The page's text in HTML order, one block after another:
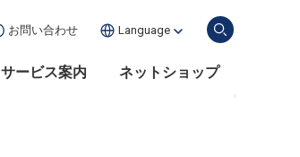
サービス案内 ネットショップ
お問い合わせ Language